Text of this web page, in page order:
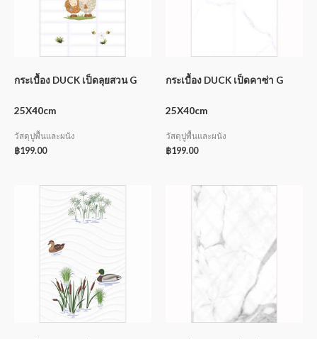
กระเบื้อง DUCK เป็ดลุยสวน G
25X40cm
วัสดุปูพื้นและผนัง
฿199.00
กระเบื้อง DUCK เป็ดคาซ่า G
25X40cm
วัสดุปูพื้นและผนัง
฿199.00